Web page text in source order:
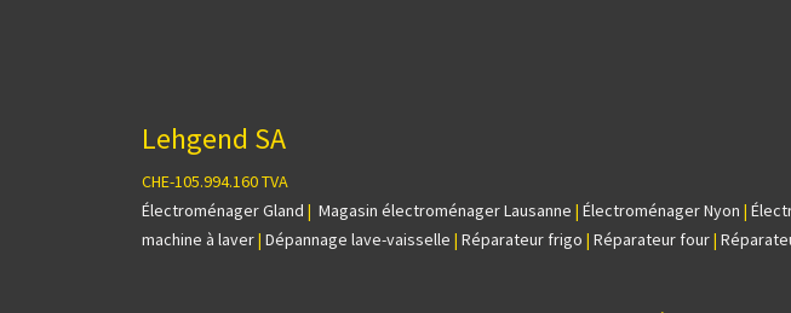
Lehgend SA
CHE-105.994.160 TVA
Électroménager Gland | Magasin électroménager Lausanne | Électroménager Nyon |
machine à laver| Dépannage lave-vaisselle | Réparateur frigo | Réparateur four|